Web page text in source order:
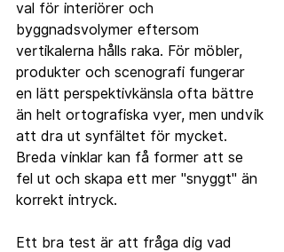
val för interiörer och
byggnadsvolymer eftersom
vertikalerna hålls raka. För möbler,
produkter och scenografi fungerar
en lätt perspektivkänsla ofta bättre
än helt ortografiska vyer, men undvik
att dra ut synfältet för mycket.
Breda vinklar kan få former att se
fel ut och skapa ett mer "snyggt" än
korrekt intryck.
Ett bra test är att fråga dig vad